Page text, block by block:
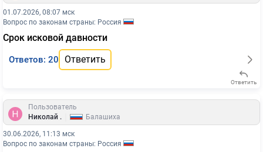
01.07.2026, 08:07 мск
Вопрос по законам страны: Россия
Срок исковой давности
Ответов: 20 Ответить
Ответить
Пользователь
Николай .
Балашиха
30.06.2026, 11:13 мск
Вопрос по законам страны: Россия